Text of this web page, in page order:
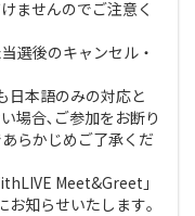
ませんのでご注意く
選後のキャンセル・
日本語のみの対応と
場合､ご参加をお断り
らかじめご了承くだ
Meet&Greet」
お知らせいたします｡